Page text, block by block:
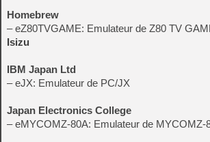
Homebrew
– eZ80TVGAME: Emulateur de Z80 TV
Isizu
IBM Japan Ltd
– eJX: Emulateur de PC/JX
Japan Electronics College
– eMYCOMZ-80A: Emulateur de MYCOMZ-